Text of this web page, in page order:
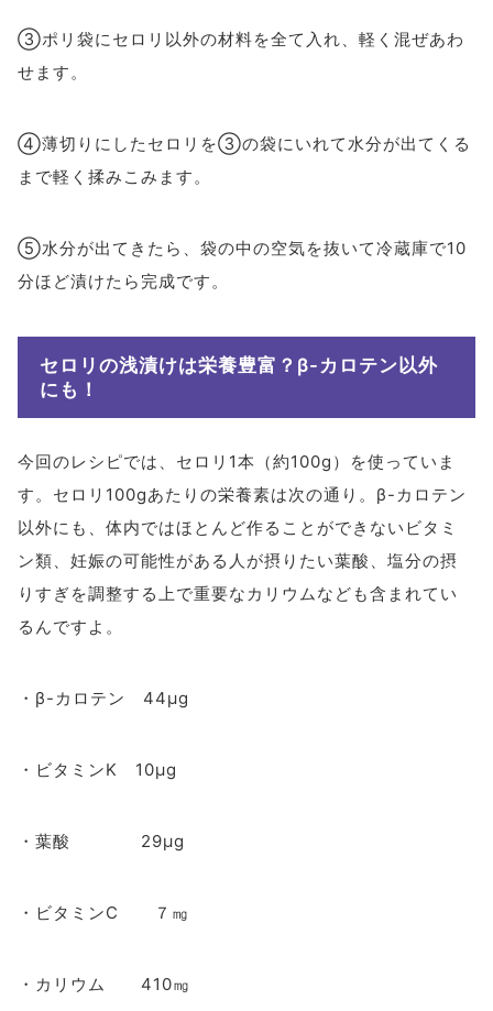
③ポリ袋にセロリ以外の材料を全て入れ、軽く混ぜあわ
せます。
④薄切りにしたセロリを③の袋にいれて水分が出てくる
まで軽く揉みこみます。
⑤水分が出てきたら、袋の中の空気を抜いて冷蔵庫で10
分ほど漬けたら完成です。
セロリの浅漬けは栄養豊富？β-カロテン以外
にも！
今回のレシピでは、セロリ1本（約100g）を使っていま
す。セロリ100gあたりの栄養素は次の通り。β-カロテン
以外にも、体内ではほとんど作ることができないビタミ
ン類、妊娠の可能性がある人が摂りたい葉酸、塩分の摂
りすぎを調整する上で重要なカリウムなども含まれてい
るんですよ。
・β-カロテン 44μg
・ビタミンK 10μg
・葉酸 29μg
・ビタミンC ７㎎
・カリウム 410㎎